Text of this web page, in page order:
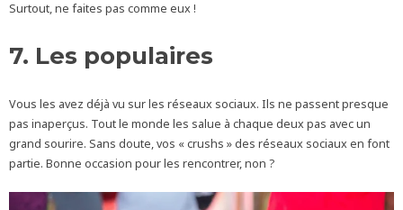
Surtout, ne faites pas comme eux !
7. Les populaires
Vous les avez déjà vu sur les réseaux sociaux. Ils ne passent presque
pas inaperçus. Tout le monde les salue à chaque deux pas avec un
grand sourire. Sans doute, vos « crushs » des réseaux sociaux en font
partie. Bonne occasion pour les rencontrer, non ?